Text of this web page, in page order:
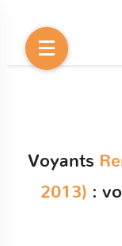
Voyants
2013) :